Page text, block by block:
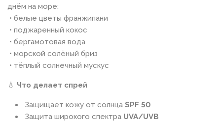
днём на море:
• белые цветы франжипани
• поджаренный кокос
• бергамотовая вода
• морской солёный бриз
• тёплый солнечный мускус
💧 Что делает спрей
Защищает кожу от солнца SPF 50
Защита широкого спектра UVA/UVB